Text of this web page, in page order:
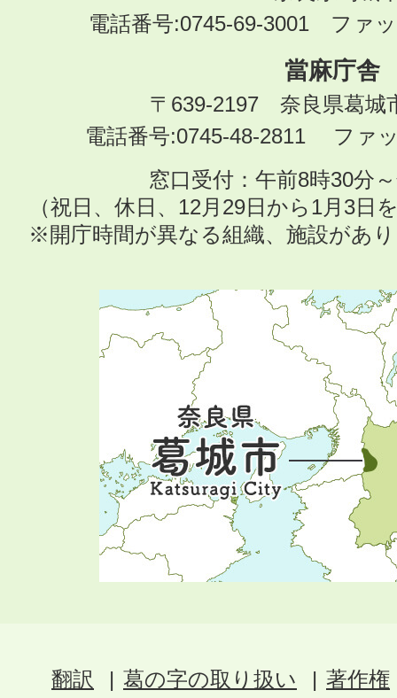
電話番号:0745-69-3001 ファ
當麻庁舎
〒639-2197 奈良県葛城
電話番号:0745-48-2811 ファ
窓口受付：午前8時30分
（祝日、休日、12月29日から1月3日
※開庁時間が異なる組織、施設があ
翻訳 葛の字の取り扱い
著作権